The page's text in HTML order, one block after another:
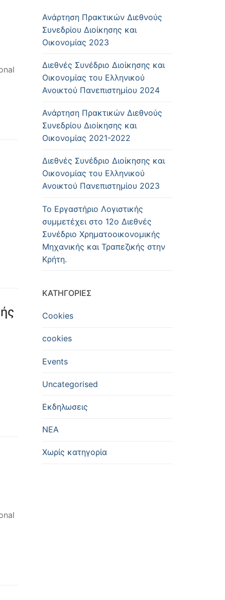
Ανάρτηση Πρακτικών Διεθνούς
Συνεδρίου Διοίκησης και
Οικονομίας 2023
Διεθνές Συνέδριο Διοίκησης και
Οικονομίας του Ελληνικού
Ανοικτού Πανεπιστημίου 2024
Ανάρτηση Πρακτικών Διεθνούς
Συνεδρίου Διοίκησης και
Οικονομίας 2021-2022
Διεθνές Συνέδριο Διοίκησης και
Οικονομίας του Ελληνικού
Ανοικτού Πανεπιστημίου 2023
Το Εργαστήριο Λογιστικής
συμμετέχει στο 12ο Διεθνές
Συνέδριο Χρηματοοικονομικής
Μηχανικής και Τραπεζικής στην
Κρήτη.
KΑΤΗΓΟΡΊΕΣ
Cookies
cookies
Events
Uncategorised
Εκδηλωσεις
ΝΕΑ
Χωρίς κατηγορία